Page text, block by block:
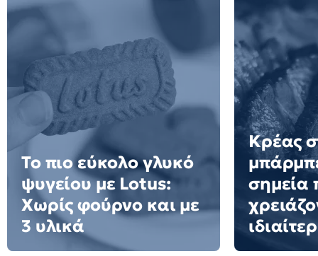
Το πιο εύκολο γλυκό
ψυγείου με Lotus:
Χωρίς φούρνο και με
3 υλικά
Κρέας
σημεία